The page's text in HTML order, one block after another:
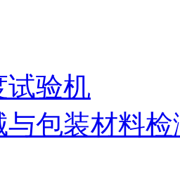
试验机
与包装材料检